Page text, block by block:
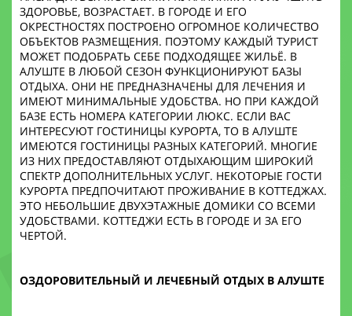
ЗДОРОВЬЕ, ВОЗРАСТАЕТ. В ГОРОДЕ И ЕГО
ОКРЕСТНОСТЯХ ПОСТРОЕНО ОГРОМНОЕ КОЛИЧЕСТВО
ОБЪЕКТОВ РАЗМЕЩЕНИЯ. ПОЭТОМУ КАЖДЫЙ ТУРИСТ
МОЖЕТ ПОДОБРАТЬ СЕБЕ ПОДХОДЯЩЕЕ ЖИЛЬЁ. В
АЛУШТЕ В ЛЮБОЙ СЕЗОН ФУНКЦИОНИРУЮТ БАЗЫ
ОТДЫХА. ОНИ НЕ ПРЕДНАЗНАЧЕНЫ ДЛЯ ЛЕЧЕНИЯ И
ИМЕЮТ МИНИМАЛЬНЫЕ УДОБСТВА. НО ПРИ КАЖДОЙ
БАЗЕ ЕСТЬ НОМЕРА КАТЕГОРИИ ЛЮКС. ЕСЛИ ВАС
ИНТЕРЕСУЮТ ГОСТИНИЦЫ КУРОРТА, ТО В АЛУШТЕ
ИМЕЮТСЯ ГОСТИНИЦЫ РАЗНЫХ КАТЕГОРИЙ. МНОГИЕ
ИЗ НИХ ПРЕДОСТАВЛЯЮТ ОТДЫХАЮЩИМ ШИРОКИЙ
СПЕКТР ДОПОЛНИТЕЛЬНЫХ УСЛУГ. НЕКОТОРЫЕ ГОСТИ
КУРОРТА ПРЕДПОЧИТАЮТ ПРОЖИВАНИЕ В КОТТЕДЖАХ.
ЭТО НЕБОЛЬШИЕ ДВУХЭТАЖНЫЕ ДОМИКИ СО ВСЕМИ
УДОБСТВАМИ. КОТТЕДЖИ ЕСТЬ В ГОРОДЕ И ЗА ЕГО
ЧЕРТОЙ.
ОЗДОРОВИТЕЛЬНЫЙ И ЛЕЧЕБНЫЙ ОТДЫХ В АЛУШТЕ